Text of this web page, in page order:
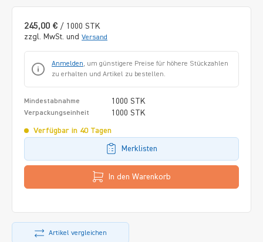
245,00 € / 1000 STK
zzgl. MwSt. und Versand
Anmelden, um günstigere Preise für höhere Stückzahlen
zu erhalten und Artikel zu bestellen.
Mindestabnahme 1000 STK
Verpackungseinheit 1000 STK
Verfügbar in 40 Tagen
Merklisten
In den Warenkorb
Artikel vergleichen